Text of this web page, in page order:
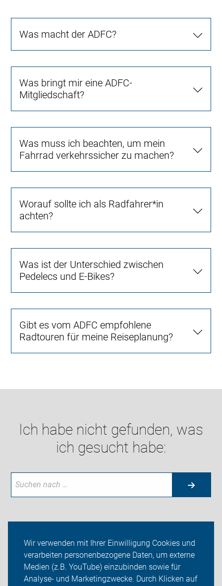
Wir verwenden mit Ihrer Einwilligung Cookies und
verarbeiten personenbezogene Daten, um externe
Medien (z.B. YouTube) einzubinden sowie für
Analyse- und Marketingzwecke. Durch Klicken auf
Was macht der ADFC?
Was bringt mir eine ADFC-
Mitgliedschaft?
Was muss ich beachten, um mein
Fahrrad verkehrssicher zu machen?
Worauf sollte ich als Radfahrer*in
achten?
Was ist der Unterschied zwischen
Pedelecs und E-Bikes?
Gibt es vom ADFC empfohlene
Radtouren für meine Reiseplanung?
Ich habe nicht gefunden, was
ich gesucht habe:
Themen
ADFC Erfurt